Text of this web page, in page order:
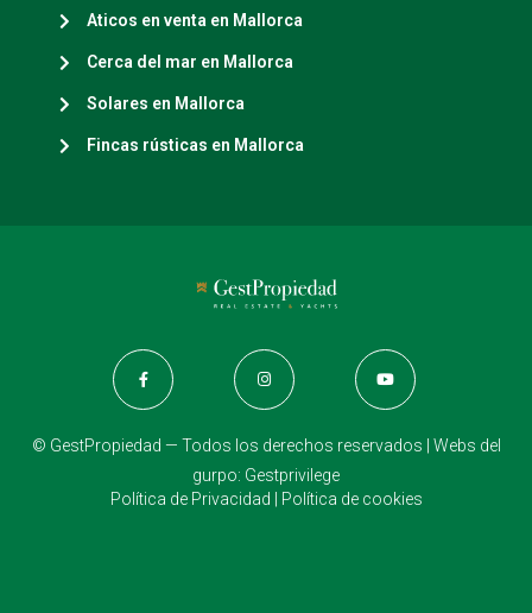
Aticos en venta en Mallorca
Cerca del mar en Mallorca
Solares en Mallorca
Fincas rústicas en Mallorca
© GestPropiedad — Todos los derechos reservados | Webs del
gurpo: Gestprivilege
Política de Privacidad
Política de cookies